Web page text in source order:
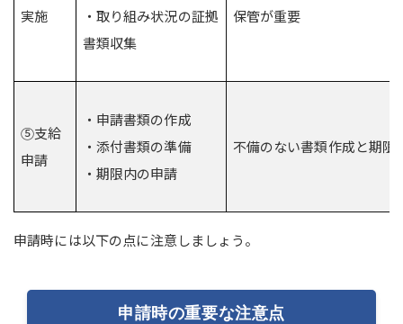
実施
・取り組み状況の証拠
書類収集
保管が重要
⑤支給
申請
・申請書類の作成
・添付書類の準備
・期限内の申請
不備のない書類作成と期限
申請時には以下の点に注意しましょう。
申請時の重要な注意点